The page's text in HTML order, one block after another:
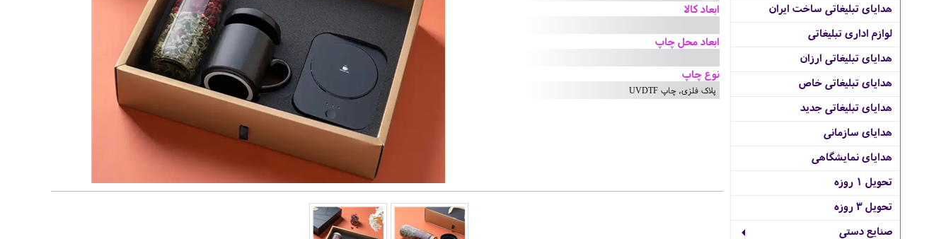
هدایای تبلیغاتی ساخت ایران
لوازم اداری تبلیغاتی
هدایای تبلیغاتی ارزان
هدایای تبلیغاتی خاص
هدایای تبلیغاتی جدید
هدایای سازمانی
هدایای نمایشگاهی
تحویل 1 روزه
تحویل 3 روزه
صنایع دستی
ابعاد کالا
ابعاد محل چاپ
نوع چاپ
پلاک فلزی, چاپ UVDTF